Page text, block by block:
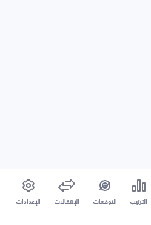
الترتيب التوقعات الإنتقالات الإعدادات